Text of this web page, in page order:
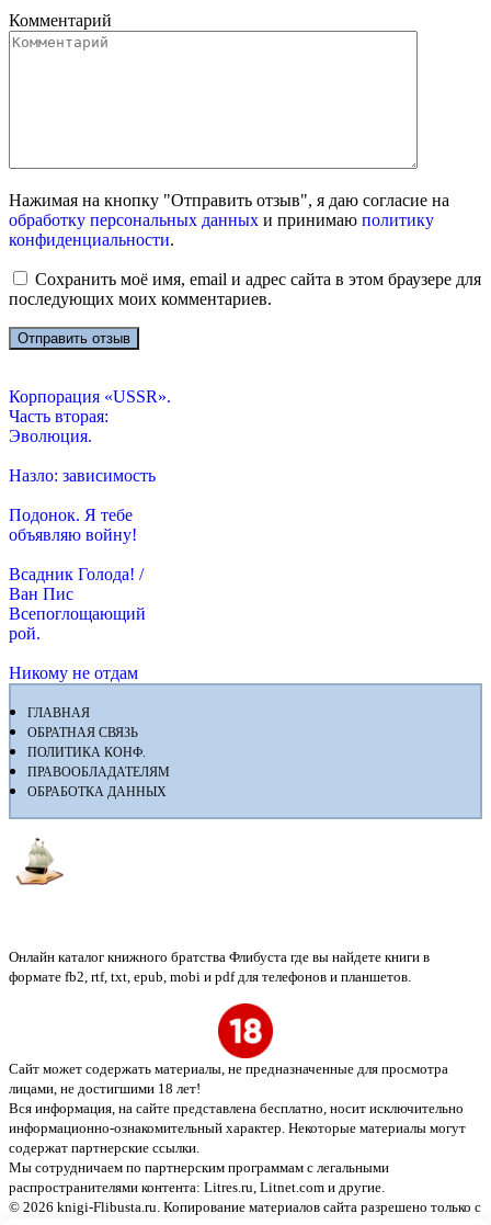
Комментарий
Нажимая на кнопку "Отправить отзыв", я даю согласие на
обработку персональных данных и принимаю политику
конфиденциальности.
Сохранить моё имя, email и адрес сайта в этом браузере для
последующих моих комментариев.
Корпорация «USSR».
Часть вторая:
Эволюция.
Назло: зависимость
Подонок. Я тебе
объявляю войну!
Всадник Голода! /
Ван Пис
Всепоглощающий
рой.
Никому не отдам
ГЛАВНАЯ
ОБРАТНАЯ СВЯЗЬ
ПОЛИТИКА КОНФ.
ПРАВООБЛАДАТЕЛЯМ
ОБРАБОТКА ДАННЫХ
Онлайн каталог книжного братства Флибуста где вы найдете книги в
формате fb2, rtf, txt, epub, mobi и pdf для телефонов и планшетов.
Сайт может содержать материалы, не предназначенные для просмотра
лицами, не достигшими 18 лет!
Вся информация, на сайте представлена бесплатно, носит исключительно
информационно-ознакомительный характер. Некоторые материалы могут
содержат партнерские ссылки.
Мы сотрудничаем по партнерским программам с легальными
распространителями контента: Litres.ru, Litnet.com и другие.
© 2026 knigi-Flibusta.ru. Копирование материалов сайта разрешено только с